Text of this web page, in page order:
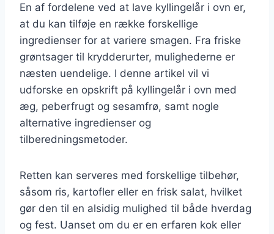
En af fordelene ved at lave kyllingelår i ovn er,
at du kan tilføje en række forskellige
ingredienser for at variere smagen. Fra friske
grøntsager til krydderurter, mulighederne er
næsten uendelige. I denne artikel vil vi
udforske en opskrift på kyllingelår i ovn med
æg, peberfrugt og sesamfrø, samt nogle
alternative ingredienser og
tilberedningsmetoder.
Retten kan serveres med forskellige tilbehør,
såsom ris, kartofler eller en frisk salat, hvilket
gør den til en alsidig mulighed til både hverdag
og fest. Uanset om du er en erfaren kok eller